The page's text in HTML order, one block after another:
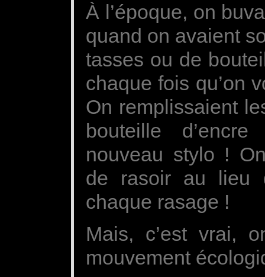
À l’époque, on
quand on avaient
tasses ou de
chaque fois qu’on
On remplissaient
bouteille
nouveau stylo !
de rasoir au lieu
chaque rasage !
Mais, c’est vrai,
mouvement